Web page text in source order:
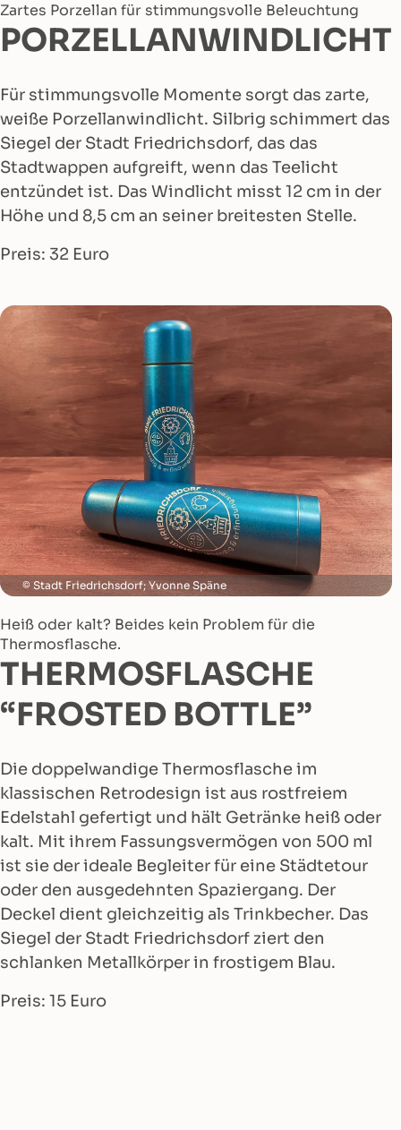
Zartes Porzellan für stimmungsvolle Beleuchtung
PORZELLANWINDLICHT
Für stimmungsvolle Momente sorgt das zarte,
weiße Porzellanwindlicht. Silbrig schimmert das
Siegel der Stadt Friedrichsdorf, das das
Stadtwappen aufgreift, wenn das Teelicht
entzündet ist. Das Windlicht misst 12 cm in der
Höhe und 8,5 cm an seiner breitesten Stelle.
Preis: 32 Euro
Stadt Friedrichsdorf; Yvonne Späne
Heiß oder kalt? Beides kein Problem für die
Thermosflasche.
THERMOSFLASCHE
“FROSTED BOTTLE”
Die doppelwandige Thermosflasche im
klassischen Retrodesign ist aus rostfreiem
Edelstahl gefertigt und hält Getränke heiß oder
kalt. Mit ihrem Fassungsvermögen von 500 ml
ist sie der ideale Begleiter für eine Städtetour
oder den ausgedehnten Spaziergang. Der
Deckel dient gleichzeitig als Trinkbecher. Das
Siegel der Stadt Friedrichsdorf ziert den
schlanken Metallkörper in frostigem Blau.
Preis: 15 Euro